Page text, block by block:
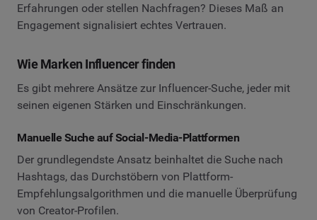
Erfahrungen oder stellen Nachfragen? Dieses Maß an
Engagement signalisiert echtes Vertrauen.
Wie Marken Influencer finden
Es gibt mehrere Ansätze zur Influencer-Suche, jeder mit
seinen eigenen Stärken und Einschränkungen.
Manuelle Suche auf Social-Media-Plattformen
Der grundlegendste Ansatz beinhaltet die Suche nach
Hashtags, das Durchstöbern von Plattform-
Empfehlungsalgorithmen und die manuelle Überprüfung
von Creator-Profilen.